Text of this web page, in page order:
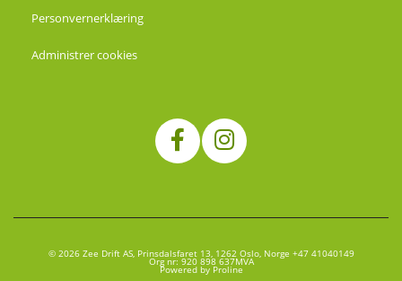
Personvernerklæring
Administrer cookies
© 2026 Zee Drift AS, Prinsdalsfaret 13, 1262 Oslo, Norge +47 41040149
Org nr: 920 898 637MVA
Powered by Proline